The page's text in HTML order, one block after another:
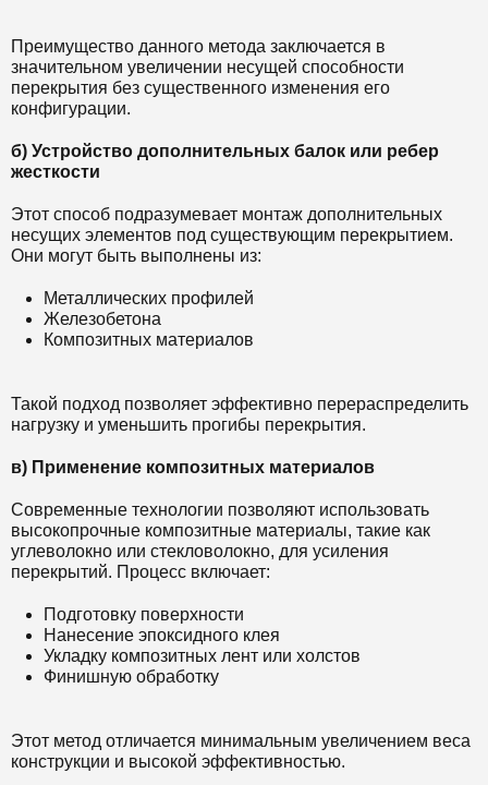
Преимущество данного метода заключается в
значительном увеличении несущей способности
перекрытия без существенного изменения его
конфигурации.
б) Устройство дополнительных балок или ребер
жесткости
Этот способ подразумевает монтаж дополнительных
несущих элементов под существующим перекрытием.
Они могут быть выполнены из:
Металлических профилей
Железобетона
Композитных материалов
Такой подход позволяет эффективно перераспределить
нагрузку и уменьшить прогибы перекрытия.
в) Применение композитных материалов
Современные технологии позволяют использовать
высокопрочные композитные материалы, такие как
углеволокно или стекловолокно, для усиления
перекрытий. Процесс включает:
Подготовку поверхности
Нанесение эпоксидного клея
Укладку композитных лент или холстов
Финишную обработку
Этот метод отличается минимальным увеличением веса
конструкции и высокой эффективностью.